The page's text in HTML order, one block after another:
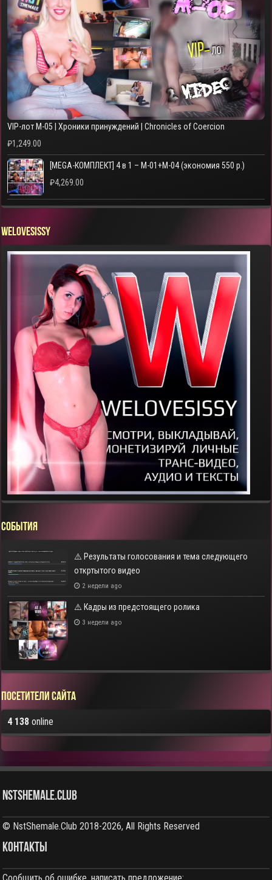
▶
VIP-лот M-05 | Хроники принуждений | Chronicles of Coercion
₽1,249.00
[MEGA-КОМПЛЕКТ] 4 в 1 – M-01+M-04 (экономия 550 р.)
₽4,269.00
WELOVESISSY
СОБЫТИЯ
⚠️ Результаты голосования и тема следующего
откртытого видео
2 недели ago
⚠️ Кадры из предстоящего ролика
3 недели ago
Посетители сайта
4 138 online
NstShemale.Club
© NstShemale.Club 2018-2026, All Rights Reserved
КОНТАКТЫ